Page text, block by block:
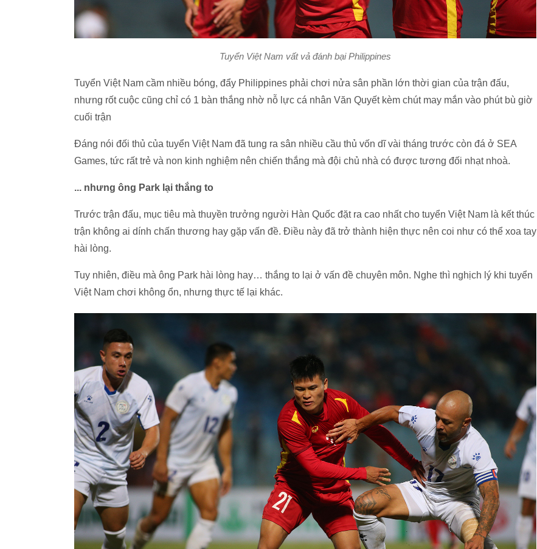
Tuyển Việt Nam vất vả đánh bại Philippines
Tuyển Việt Nam cầm nhiều bóng, đẩy Philippines phải chơi nửa sân phần lớn thời gian của trận đấu,
nhưng rốt cuộc cũng chỉ có 1 bàn thắng nhờ nỗ lực cá nhân Văn Quyết kèm chút may mắn vào phút bù giờ
cuối trận
Đáng nói đối thủ của tuyển Việt Nam đã tung ra sân nhiều cầu thủ vốn dĩ vài tháng trước còn đá ở SEA
Games, tức rất trẻ và non kinh nghiệm nên chiến thắng mà đội chủ nhà có được tương đối nhạt nhoà.
... nhưng ông Park lại thắng to
Trước trận đấu, mục tiêu mà thuyền trưởng người Hàn Quốc đặt ra cao nhất cho tuyển Việt Nam là kết thúc
trận không ai dính chấn thương hay gặp vấn đề. Điều này đã trở thành hiện thực nên coi như có thể xoa tay
hài lòng.
Tuy nhiên, điều mà ông Park hài lòng hay… thắng to lại ở vấn đề chuyên môn. Nghe thì nghịch lý khi tuyển
Việt Nam chơi không ổn, nhưng thực tế lại khác.